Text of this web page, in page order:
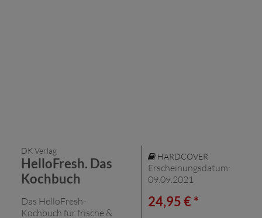
DK Verlag
HelloFresh. Das
Kochbuch
Das HelloFresh-
Kochbuch für frische &
HARDCOVER
Erscheinungsdatum:
09.09.2021
24,95 € *